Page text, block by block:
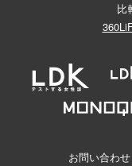
比
お問い合わせ